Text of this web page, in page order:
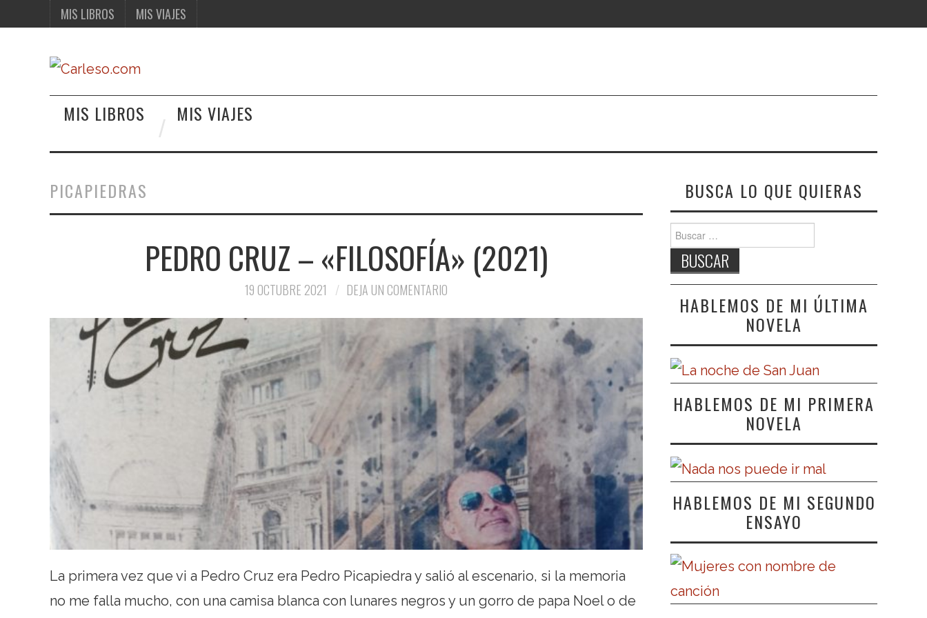
MIS LIBROS MIS VIAJES
MIS LIBROS MIS VIAJES
PICAPIEDRAS
PEDRO CRUZ – «FILOSOFÍA» (2021)
19 OCTUBRE 2021 DEJA UN COMENTARIO
La primera vez que vi a Pedro Cruz era Pedro Picapiedra y salió al escenario, si la memoria
no me falla mucho, con una camisa blanca con lunares negros y un gorro de papa Noel o de
BUSCA LO QUE QUIERAS
Buscar:
HABLEMOS DE MI ÚLTIMA
NOVELA
HABLEMOS DE MI PRIMERA
NOVELA
HABLEMOS DE MI SEGUNDO
ENSAYO